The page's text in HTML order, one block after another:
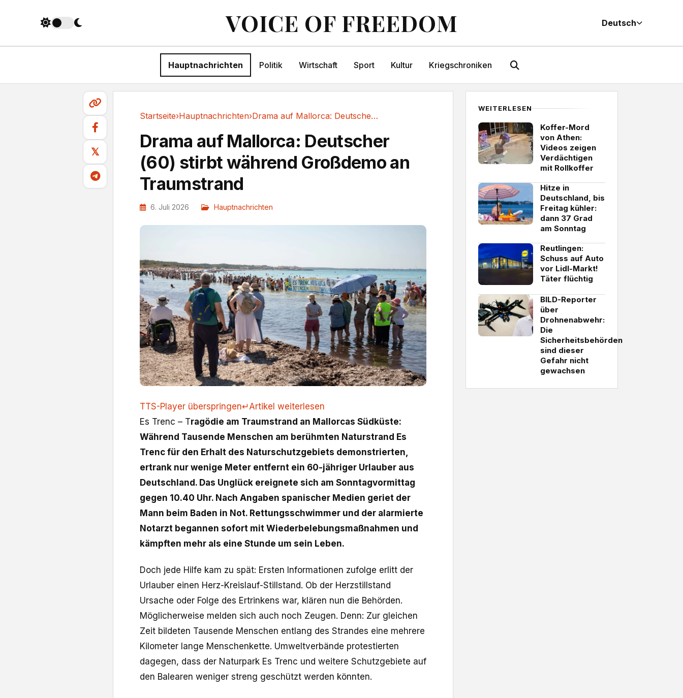
VOICE OF FREEDOM Deutsch
Hauptnachrichten Politik Wirtschaft Sport Kultur Kriegschroniken
𝕏
Startseite›Hauptnachrichten› Drama auf Mallorca: Deutscher (60) stirbt...
Drama auf Mallorca: Deutscher
(60) stirbt während Großdemo an
Traumstrand
6. Juli 2026 Hauptnachrichten
TTS-Player überspringen↵Artikel weiterlesen
Es Trenc – Tragödie am Traumstrand an Mallorcas Südküste:
Während Tausende Menschen am berühmten Naturstrand Es
Trenc für den Erhalt des Naturschutzgebiets demonstrierten,
ertrank nur wenige Meter entfernt ein 60-jähriger Urlauber aus
Deutschland. Das Unglück ereignete sich am Sonntagvormittag
gegen 10.40 Uhr. Nach Angaben spanischer Medien geriet der
Mann beim Baden in Not. Rettungsschwimmer und der alarmierte
Notarzt begannen sofort mit Wiederbelebungsmaßnahmen und
kämpften mehr als eine Stunde um sein Leben.
Doch jede Hilfe kam zu spät: Ersten Informationen zufolge erlitt der
Urlauber einen Herz-Kreislauf-Stillstand. Ob der Herzstillstand
Ursache oder Folge des Ertrinkens war, klären nun die Behörden.
Möglicherweise melden sich auch noch Zeugen. Denn: Zur gleichen
Zeit bildeten Tausende Menschen entlang des Strandes eine mehrere
Kilometer lange Menschenkette. Umweltverbände protestierten
dagegen, dass der Naturpark Es Trenc und weitere Schutzgebiete auf
den Balearen weniger streng geschützt werden könnten.
WEITERLESEN
Koffer-Mord
von Athen:
Videos zeigen
Verdächtigen
mit Rollkoffer
Hitze in
Deutschland, bis
Freitag kühler:
dann 37 Grad
am Sonntag
Reutlingen:
Schuss auf Auto
vor Lidl-Markt!
Täter flüchtig
BILD-Reporter
über
Drohnenabwehr:
Die
Sicherheitsbehörden
sind dieser
Gefahr nicht
gewachsen